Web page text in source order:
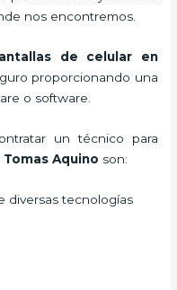
nos encontremos.
de celular en
proporcionando una
o software.
un técnico para
Tomas Aquino son:
diversas tecnologías